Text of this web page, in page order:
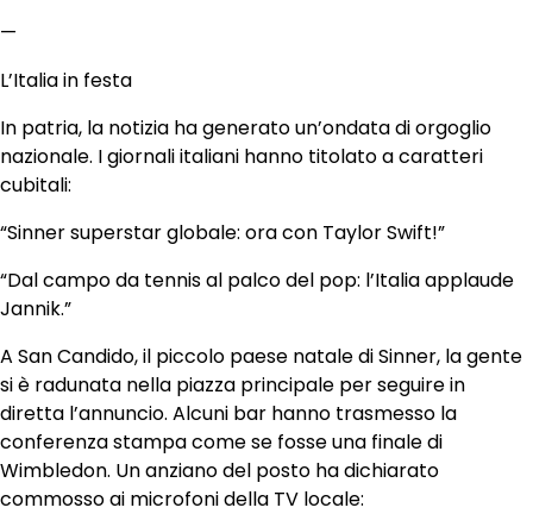
—
L’Italia in festa
In patria, la notizia ha generato un’ondata di orgoglio
nazionale. I giornali italiani hanno titolato a caratteri
cubitali:
“Sinner superstar globale: ora con Taylor Swift!”
“Dal campo da tennis al palco del pop: l’Italia applaude
Jannik.”
A San Candido, il piccolo paese natale di Sinner, la gente
si è radunata nella piazza principale per seguire in
diretta l’annuncio. Alcuni bar hanno trasmesso la
conferenza stampa come se fosse una finale di
Wimbledon. Un anziano del posto ha dichiarato
commosso ai microfoni della TV locale: